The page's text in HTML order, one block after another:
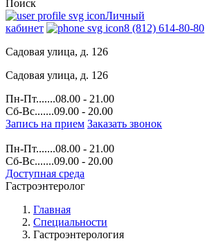
Поиск
Личный
кабинет
8 (812) 614-80-80
Садовая улица, д. 126
Садовая улица, д. 126
Пн-Пт.......08.00 - 21.00
Сб-Вс.......09.00 - 20.00
Запись на прием Заказать звонок
Пн-Пт.......08.00 - 21.00
Сб-Вс.......09.00 - 20.00
Доступная среда
Гастроэнтеролог
Главная
Специальности
Гастроэнтерология